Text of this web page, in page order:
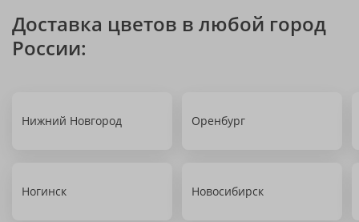
Доставка цветов в любой город
России:
Нижний Новгород Оренбург
Ногинск Новосибирск